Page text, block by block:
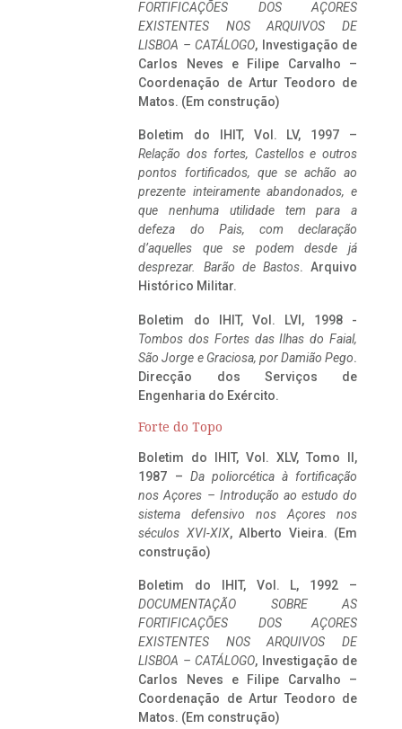
FORTIFICAÇÕES DOS AÇORES
EXISTENTES NOS ARQUIVOS DE
LISBOA – CATÁLOGO, Investigação de
Carlos Neves e Filipe Carvalho –
Coordenação de Artur Teodoro de
Matos. (Em construção)
Boletim do IHIT, Vol. LV, 1997 –
Relação dos fortes, Castellos e outros
pontos fortificados, que se achão ao
prezente inteiramente abandonados, e
que nenhuma utilidade tem para a
defeza do Pais, com declaração
d’aquelles que se podem desde já
desprezar. Barão de Bastos. Arquivo
Histórico Militar.
Boletim do IHIT, Vol. LVI, 1998 -
Tombos dos Fortes das Ilhas do Faial,
São Jorge e Graciosa, por Damião Pego.
Direcção dos Serviços de
Engenharia do Exército.
Forte do Topo
Boletim do IHIT, Vol. XLV, Tomo II,
1987 – Da poliorcética à fortificação
nos Açores – Introdução ao estudo do
sistema defensivo nos Açores nos
séculos XVI-XIX, Alberto Vieira. (Em
construção)
Boletim do IHIT, Vol. L, 1992 –
DOCUMENTAÇÃO SOBRE AS
FORTIFICAÇÕES DOS AÇORES
EXISTENTES NOS ARQUIVOS DE
LISBOA – CATÁLOGO, Investigação de
Carlos Neves e Filipe Carvalho –
Coordenação de Artur Teodoro de
Matos. (Em construção)